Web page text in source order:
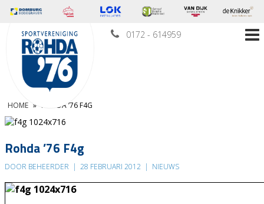
0172 - 614959
HOME » ROHDA ’76 F4G
Rohda ’76 F4g
DOOR BEHEERDER | 28 FEBRUARI 2012 | NIEUWS